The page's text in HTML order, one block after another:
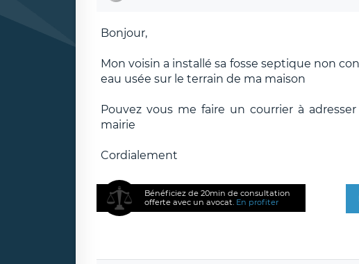
Bonjour,
Mon voisin a installé sa fosse septique non
eau usée sur le terrain de ma maison
Pouvez vous me faire un courrier à
mairie
Cordialement
Bénéficiez de 20min de consultation
offerte avec un avocat. En profiter